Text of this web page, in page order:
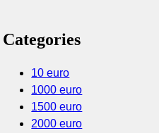
Categories
10 euro
1000 euro
1500 euro
2000 euro